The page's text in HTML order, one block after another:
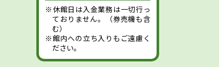
※休館日は入金業務は一切行っ
ておりません。（券売機も含
む）
※館内への立ち入りもご遠慮く
ださい。